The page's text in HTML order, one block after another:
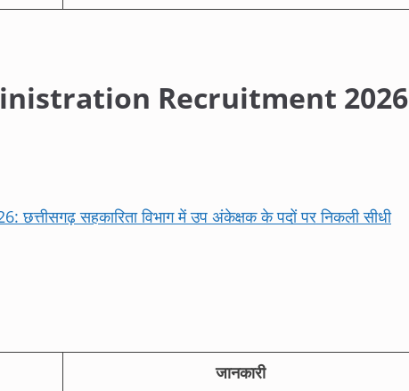
Recruitment 2026
सहकारिता विभाग में उप अंकेक्षक के पदों पर निकली सीधी
जानकारी